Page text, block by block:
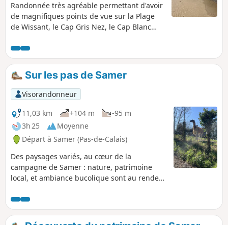
Randonnée très agréable permettant d'avoir
de magnifiques points de vue sur la Plage
de Wissant, le Cap Gris Nez, le Cap Blanc
Sur les pas de Samer
Visorandonneur
11,03 km
+104 m
-95 m
3h 25
Moyenne
Départ à Samer (Pas-de-Calais)
Des paysages variés, au cœur de la
campagne de Samer : nature, patrimoine
local, et ambiance bucolique sont au rendez-